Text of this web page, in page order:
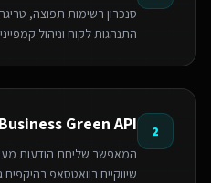
התנהגות לקוח וניהול
2
Green API
המאפשר שליחת הודעות
שיווקיים בוואטסאפ בהיקפים